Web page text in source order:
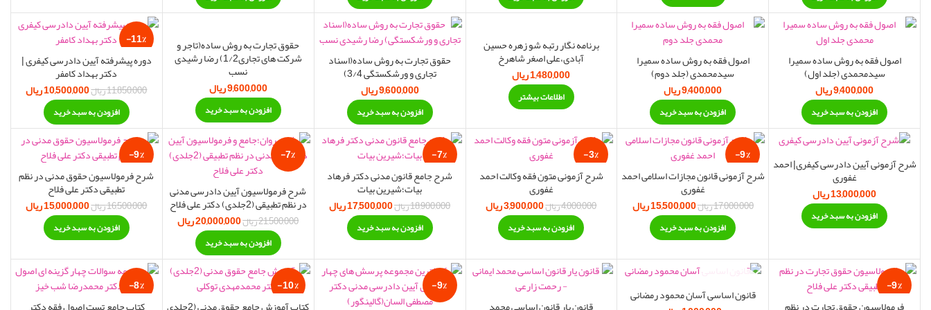
اصول فقه به روش ساده سمیرا
سیدمحمدی (جلد اول)
9,400,000ریال
افزودن به سبد خرید
اصول فقه به روش ساده سمیرا
سیدمحمدی (جلد دوم)
9,400,000ریال
افزودن به سبد خرید
اتمام موجودی
برنامه نگار رتبه شو زهره حسین
آبادی،علی اصغر شاهرخ
1,480,000ریال
اطلاعات بیشتر
حقوق تجارت به روش ساده(اسناد
تجاری و ورشکستگی 3/4)
9,600,000ریال
افزودن به سبد خرید
حقوق تجارت به روش ساده(تاجر و
شرکت های تجاری1/2) رضا رشیدی
نسب
9,600,000ریال
افزودن به سبد خرید
-11%
دوره پیشرفته آیین دادرسی کیفری |
دکتر بهداد کامفر
11,850,000ریال قیمت اصلی:
11,850,000 ریال
بود.
10,500,000ریال
افزودن به سبد خرید
شرح آزمونی آیین دادرسی کیفری| احمد
غفوری
13,000,000ریال
افزودن به سبد خرید
-9%
شرح آزمونی قانون مجازات اسلامی احمد
غفوری
17,000,000ریال قیمت اصلی:
17,000,000 ریال
بود.
15,500,000ریال قیمت فعلی:
افزودن به سبد خرید
-3%
شرح آزمونی متون فقه وکالت احمد
غفوری
4,000,000ریال قیمت اصلی:
4,000,000 ریال بود.
3,900,000ریال قیمت فعلی:
افزودن به سبد خرید
-7%
شرح جامع قانون مدنی دکتر فرهاد
بیات؛شیرین بیات
18,900,000ریال قیمت اصلی:
18,900,000 ریال
بود.
17,500,000ریال قیمت فعلی:
17,500,000 ریال. افزودن به سبد خرید
-7%
جدید
شرح فرمولاسیون آیین دادرسی مدنی
در نظم تطبیقی (2جلدی) دکتر علی فلاح
21,500,000ریال قیمت اصلی:
21,500,000 ریال
بود.
20,000,000ریال قیمت فعلی:
افزودن به سبد خرید
-9%
شرح فرمولاسیون حقوق مدنی در نظم
تطبیقی دکتر علی فلاح
16,500,000ریال قیمت اصلی:
16,500,000 ریال
بود.
15,000,000ریال
افزودن به سبد خرید
-9%
قانون اساسی آسان محمود رمضانی
-9%
-10%
-8%